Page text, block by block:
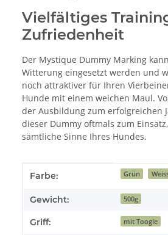
Vielfältiges
Zufriedenheit
Der Mystique Dummy Marking
Witterung eingesetzt werden und
noch attraktiver für Ihren
Hunde mit einem weichen Maul.
der Ausbildung zum erfolgreichen
dieser Dummy oftmals zum
sämtliche Sinne Ihres Hundes.
Produkteigenschaft
Wert
Farbe: Grün
Gewicht: 500g
Griff: mit Toogle